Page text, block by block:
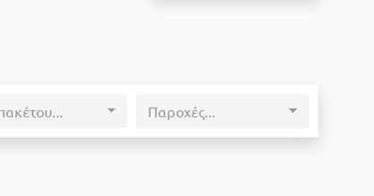
Παροχές...